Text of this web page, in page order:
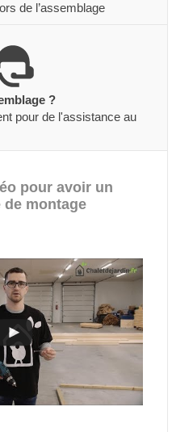
de l’assemblage
?
pour de l'assistance au
pour avoir un
montage